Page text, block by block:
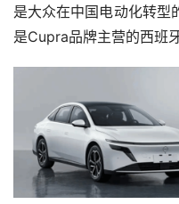
是大众在中国电动化转型
是Cupra品牌主营的西班